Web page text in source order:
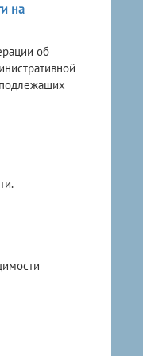
на
об